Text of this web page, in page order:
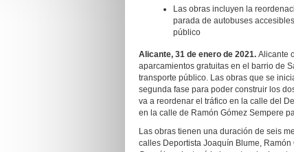
Las obras incluyen la
parada de autobuses
público
Alicante, 31 de enero de 2021. Alicante
aparcamientos gratuitas en el barrio de
transporte público. Las obras que se
segunda fase para poder construir los
va a reordenar el tráfico en la calle del
en la calle de Ramón Gómez Sempere
Las obras tienen una duración de seis
calles Deportista Joaquín Blume,